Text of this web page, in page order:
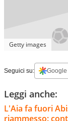
Getty images
Seguici su:
Leggi anche:
L'Aia fa fuori
riammesso: